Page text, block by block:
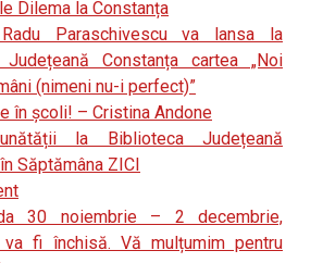
Dilema la Constanța
Paraschivescu va lansa la
Județeană Constanța cartea „Noi
(nimeni nu-i perfect)”
în școli! – Cristina Andone
la Biblioteca Județeană
Săptămâna ZICI
30 noiembrie – 2 decembrie,
va fi închisă. Vă mulțumim pentru